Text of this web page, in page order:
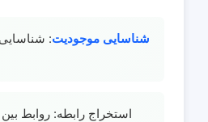
شناسایی موجودیت:
استخراج رابطه: روابط